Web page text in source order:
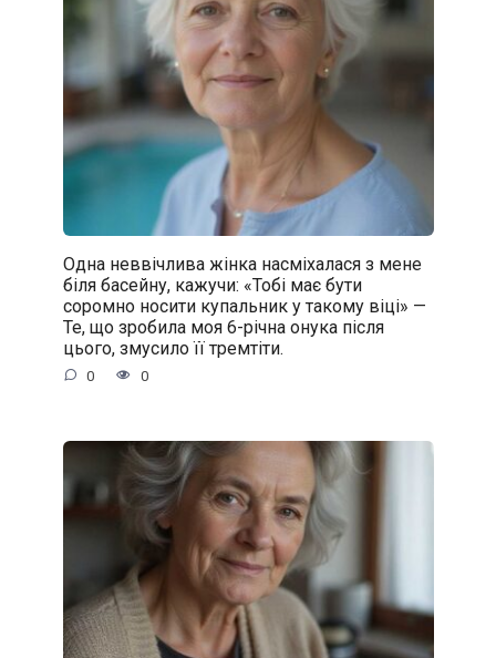
Одна неввічлива жінка насміхалася з мене
біля басейну, кажучи: «Тобі має бути
соромно носити купальник у такому віці» —
Те, що зробила моя 6-річна онука після
цього, змусило її тремтіти.
0 0